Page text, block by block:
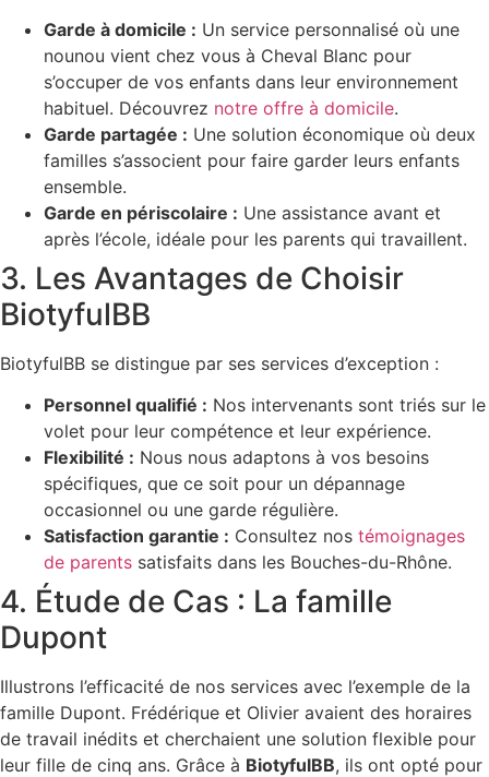
Garde à domicile : Un service personnalisé où une
nounou vient chez vous à Cheval Blanc pour
s’occuper de vos enfants dans leur environnement
habituel. Découvrez notre offre à domicile.
Garde partagée : Une solution économique où deux
familles s’associent pour faire garder leurs enfants
ensemble.
Garde en périscolaire : Une assistance avant et
après l’école, idéale pour les parents qui travaillent.
3. Les Avantages de Choisir
BiotyfulBB
BiotyfulBB se distingue par ses services d’exception :
Personnel qualifié : Nos intervenants sont triés sur le
volet pour leur compétence et leur expérience.
Flexibilité : Nous nous adaptons à vos besoins
spécifiques, que ce soit pour un dépannage
occasionnel ou une garde régulière.
Satisfaction garantie : Consultez nos témoignages
de parents satisfaits dans les Bouches-du-Rhône.
4. Étude de Cas : La famille
Dupont
Illustrons l’efficacité de nos services avec l’exemple de la
famille Dupont. Frédérique et Olivier avaient des horaires
de travail inédits et cherchaient une solution flexible pour
leur fille de cinq ans. Grâce à BiotyfulBB, ils ont opté pour